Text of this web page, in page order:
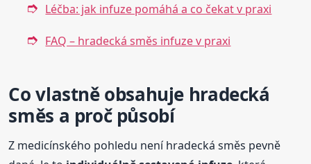
Léčba: jak infuze pomáhá a co čekat v praxi
FAQ – hradecká směs infuze v praxi
Co vlastně obsahuje hradecká
směs a proč působí
Z medicínského pohledu není hradecká směs pevně